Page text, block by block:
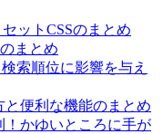
ットCSSのまとめ
まとめ
索順位に影響を与え
と便利な機能のまとめ
！かゆいところに手が